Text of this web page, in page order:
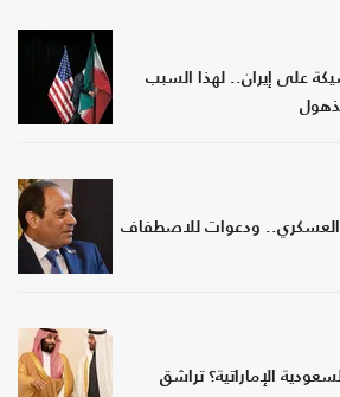
على إيران.. لهذا السبب
العسكري.. ودعوات للاصطفاف
الإماراتية؟ تراشق